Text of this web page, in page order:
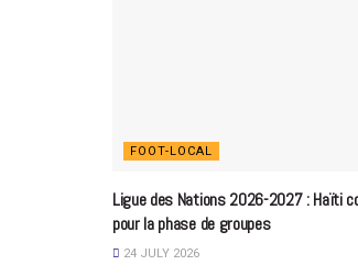
FOOT-LOCAL
Ligue des Nations 2026-2027 : Haïti
pour la phase de groupes
24 JULY 2026